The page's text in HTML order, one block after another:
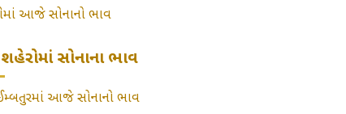
આજે સોનાનો ભાવ
સોનાના ભાવ
આજે સોનાનો ભાવ